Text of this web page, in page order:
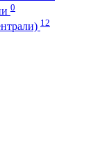
0
12